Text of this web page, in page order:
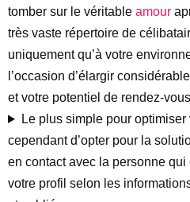
tomber sur le véritable amour
très vaste répertoire de
uniquement qu’à votre
l’occasion d’élargir
et votre potentiel de rendez-
Le plus simple pour
cependant d’opter pour la
en contact avec la personne
votre profil selon les